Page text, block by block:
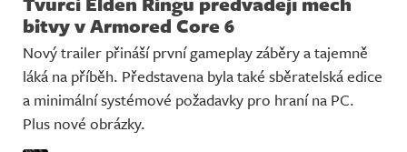
bitvy v Armored Core 6
Nový trailer přináší první gameplay záběry a tajemně
láká na příběh. Představena byla také sběratelská edice
a minimální systémové požadavky pro hraní na PC.
Plus nové obrázky.